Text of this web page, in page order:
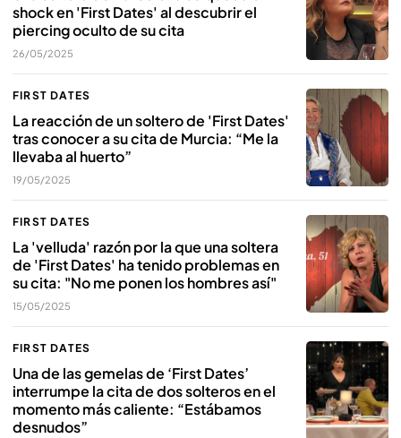
shock en 'First Dates' al descubrir el
piercing oculto de su cita
26/05/2025
FIRST DATES
La reacción de un soltero de 'First Dates'
tras conocer a su cita de Murcia: “Me la
llevaba al huerto”
19/05/2025
FIRST DATES
La 'velluda' razón por la que una soltera
de 'First Dates' ha tenido problemas en
su cita: "No me ponen los hombres así"
15/05/2025
FIRST DATES
Una de las gemelas de ‘First Dates’
interrumpe la cita de dos solteros en el
momento más caliente: “Estábamos
desnudos”